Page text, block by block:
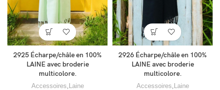
2925 Écharpe/châle en 100%
LAINE avec broderie
multicolore.
Accessoires Laine
2926 Écharpe/châle en 100%
LAINE avec broderie
multicolore.
Accessoires Laine